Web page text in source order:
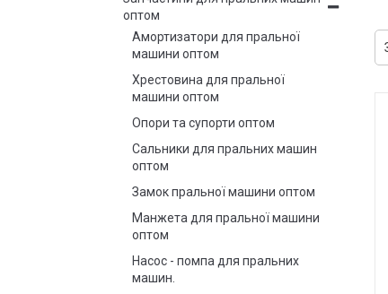
оптом
Амортизатори для пральної
машини оптом
Хрестовина для пральної
машини оптом
Опори та супорти оптом
Сальники для пральних машин
оптом
Замок пральної машини оптом
Манжета для пральної машини
оптом
Насос - помпа для пральних
машин.